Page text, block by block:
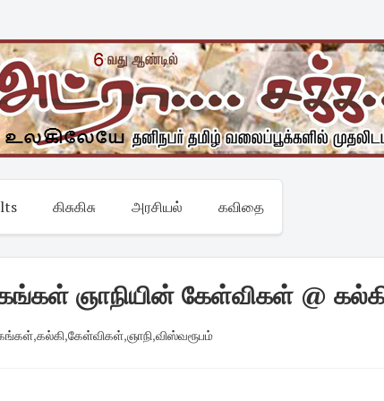
கிசுகிசு அரசியல் கவிதை
ஞாநியின் கேள்விகள் @
,கல்கி,கேள்விகள்,ஞாநி,விஸ்வரூபம்